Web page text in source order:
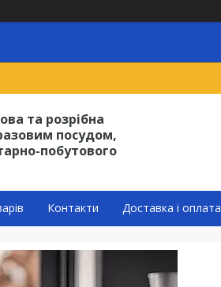
та розрібна
посудом,
побутового
Контакти Доставка і оплата